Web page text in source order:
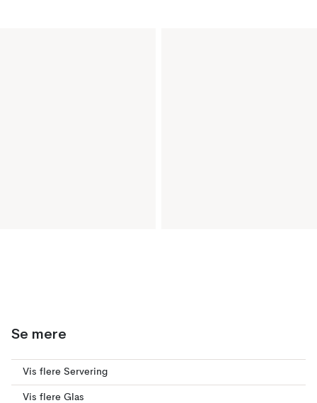
Se mere
Vis flere Servering
Vis flere Glas